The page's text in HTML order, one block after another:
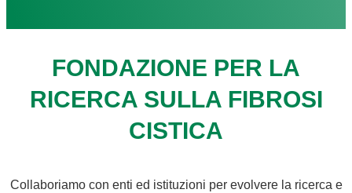
FONDAZIONE PER LA
RICERCA SULLA FIBROSI
CISTICA
Collaboriamo con enti ed istituzioni per evolvere la ricerca e